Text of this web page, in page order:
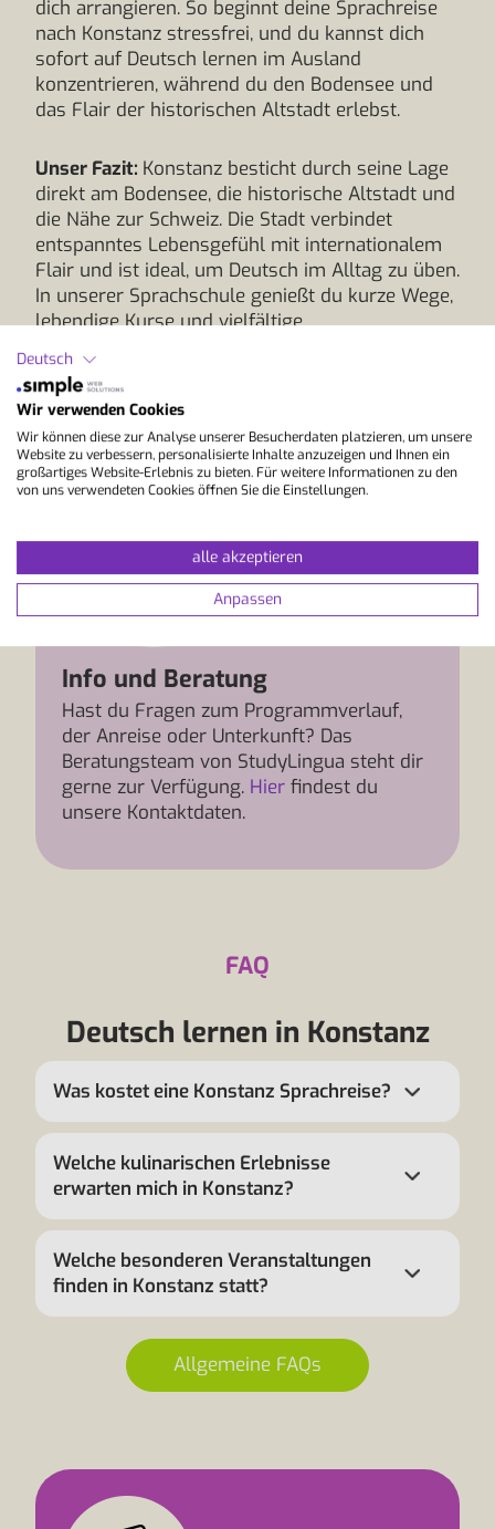
dich arrangieren. So beginnt deine Sprachreise
nach Konstanz stressfrei, und du kannst dich
sofort auf Deutsch lernen im Ausland
konzentrieren, während du den Bodensee und
das Flair der historischen Altstadt erlebst.
Unser Fazit: Konstanz besticht durch seine Lage
direkt am Bodensee, die historische Altstadt und
die Nähe zur Schweiz. Die Stadt verbindet
entspanntes Lebensgefühl mit internationalem
Flair und ist ideal, um Deutsch im Alltag zu üben.
In unserer Sprachschule genießt du kurze Wege,
lebendige Kurse und vielfältige
Freizeitmöglichkeiten zwischen Wasser und
Bergen. Plane jetzt deine Sprachreise nach
Konstanz und erlebe Lernen in einer einmaligen
Umgebung.
Info und Beratung
Hast du Fragen zum Programmverlauf,
der Anreise oder Unterkunft? Das
Beratungsteam von StudyLingua steht dir
gerne zur Verfügung. Hier findest du
unsere Kontaktdaten.
FAQ
Deutsch lernen in Konstanz
Was kostet eine Konstanz Sprachreise?
Welche kulinarischen Erlebnisse
erwarten mich in Konstanz?
Welche besonderen Veranstaltungen
finden in Konstanz statt?
Allgemeine FAQs
Deutsch
Wir verwenden Cookies
Wir können diese zur Analyse unserer Besucherdaten platzieren, um unsere
Website zu verbessern, personalisierte Inhalte anzuzeigen und Ihnen ein
großartiges Website-Erlebnis zu bieten. Für weitere Informationen zu den
von uns verwendeten Cookies öffnen Sie die Einstellungen.
alle akzeptieren
Anpassen